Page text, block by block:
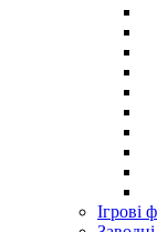
Ігрові